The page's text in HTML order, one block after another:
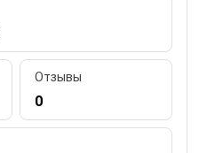
Отзывы
0